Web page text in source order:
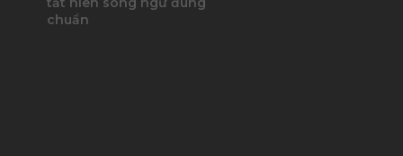
chuẩn